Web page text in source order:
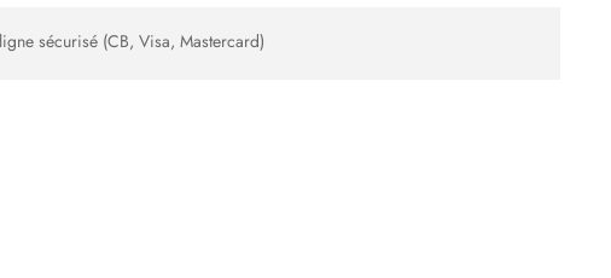
sécurisé (CB, Visa, Mastercard)